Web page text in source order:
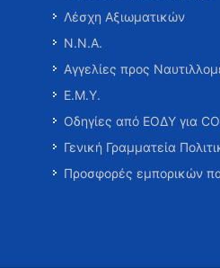
Λέσχη Αξιωματικών
Ν.Ν.Α.
Αγγελίες προς
Ε.Μ.Υ.
Οδηγίες από ΕΟΔΥ για
Γενική Γραμματεία
Προσφορές εμπορικών